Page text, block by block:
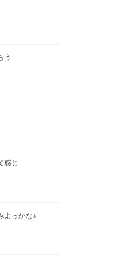
う
感じ
よっかな♪